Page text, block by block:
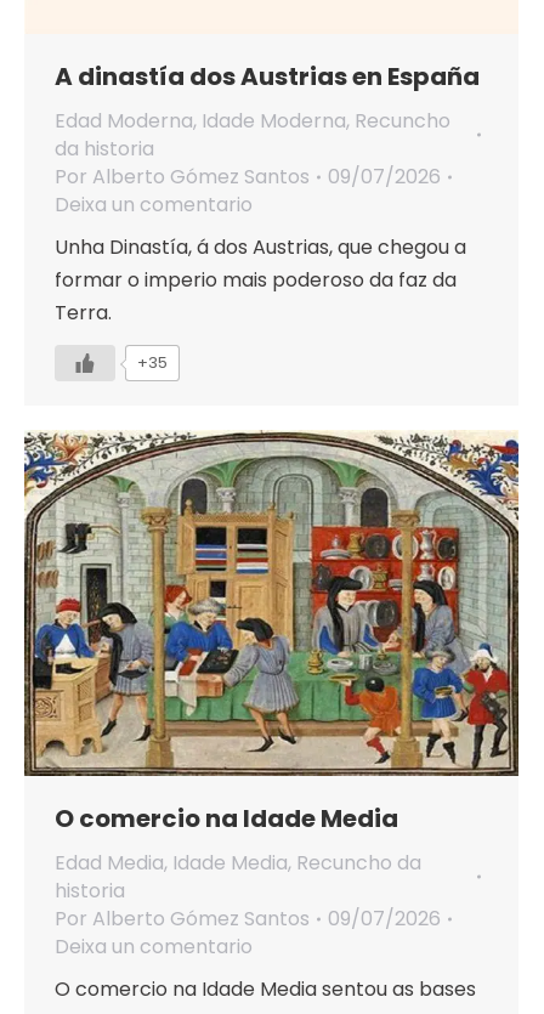
A dinastía dos Austrias en España
Edad Moderna, Idade Moderna, Recuncho
da historia
Por Alberto Gómez Santos
09/07/2026
Deixa un comentario
Unha Dinastía, á dos Austrias, que chegou a
formar o imperio mais poderoso da faz da
Terra.
+35
O comercio na Idade Media
Edad Media, Idade Media, Recuncho da
historia
Por Alberto Gómez Santos
09/07/2026
Deixa un comentario
O comercio na Idade Media sentou as bases